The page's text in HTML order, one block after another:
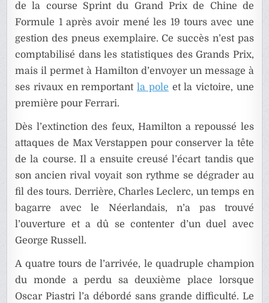
de la course Sprint du Grand Prix de Chine de
Formule 1 après avoir mené les 19 tours avec une
gestion des pneus exemplaire. Ce succès n’est pas
comptabilisé dans les statistiques des Grands Prix,
mais il permet à Hamilton d’envoyer un message à
ses rivaux en remportantla pole et la victoire, une
première pour Ferrari.
Dès l’extinction des feux, Hamilton a repoussé les
attaques de Max Verstappen pour conserver la tête
de la course. Il a ensuite creusé l’écart tandis que
son ancien rival voyait son rythme se dégrader au
fil des tours. Derrière, Charles Leclerc, un temps en
bagarre avec le Néerlandais, n’a pas trouvé
l’ouverture et a dû se contenter d’un duel avec
George Russell.
A quatre tours de l’arrivée, le quadruple champion
du monde a perdu sa deuxième place lorsque
Oscar Piastri l’a débordé sans grande difficulté. Le